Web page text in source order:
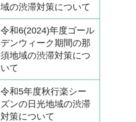
域の渋滞対策について
令和6(2024)年度ゴール
デンウィーク期間の那
須地域の渋滞対策につ
いて
令和5年度秋行楽シー
ズンの日光地域の渋滞
対策について